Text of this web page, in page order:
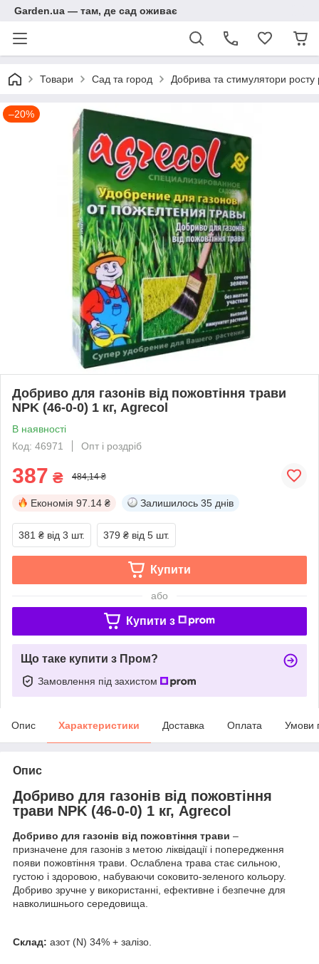
Garden.ua — там, де сад оживає
Товари Сад та город Добрива та стимулятори росту
–20%
Добриво для газонів від пожовтіння трави
NPK (46-0-0) 1 кг, Agrecol
В наявності
Код: 46971
Опт і роздріб
387 ₴ 484,14 ₴
Економія 97.14 ₴ Залишилось 35 днів
381 ₴ від 3 шт. 379 ₴ від 5 шт.
Купити
або
Купити з
Що таке купити з Пром?
Замовлення під захистом
Опис Характеристики Доставка Оплата Умови
Опис
Добриво для газонів від пожовтіння
трави NPK (46-0-0) 1 кг, Agrecol
Добриво для газонів від пожовтіння трави –
призначене для газонів з метою ліквідації і попередження
появи пожовтіння трави. Ослаблена трава стає сильною,
густою і здоровою, набуваючи соковито-зеленого кольору.
Добриво зручне у використанні, ефективне і безпечне для
навколишнього середовища.
Склад: азот (N) 34% + залізо.